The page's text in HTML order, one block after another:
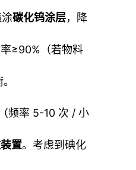
碳化钨涂层，降
≥90%（若物料
（频率 5-10 次 / 小
置。考虑到碘化